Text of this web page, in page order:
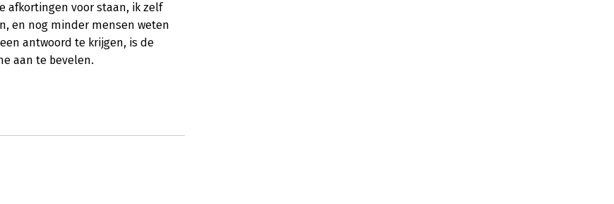
afkortingen voor staan, ik zelf
en nog minder mensen weten
antwoord te krijgen, is de
aan te bevelen.
omheen kunt. ‘ESG-Gids’ van